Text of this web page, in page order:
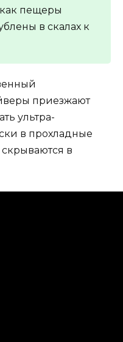
пещеры
в скалах к
приезжают
ультра-
в прохладные
в